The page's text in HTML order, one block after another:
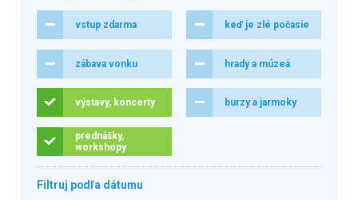
vstup zdarma keď je zlé počasie
zábava vonku hrady a múzeá
výstavy, koncerty burzy a jarmoky
prednášky,
workshopy
Filtruj podľa dátumu